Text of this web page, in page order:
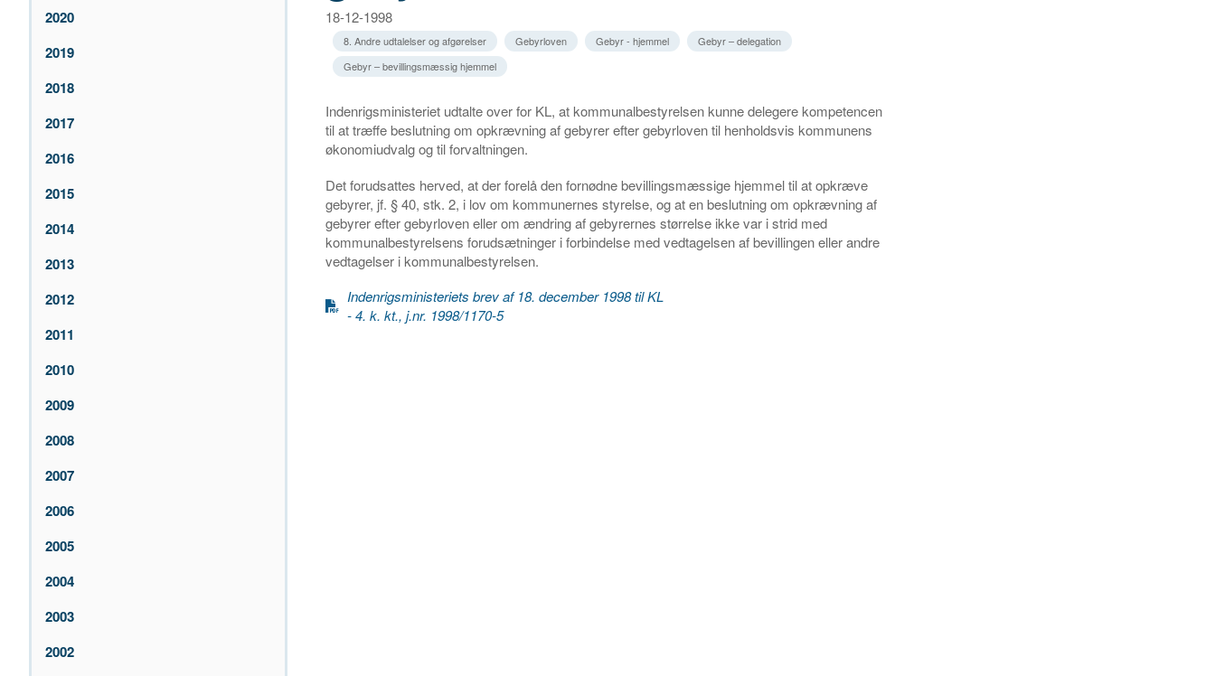
2020
2019
2018
2017
2016
2015
2014
2013
2012
2011
2010
2009
2008
2007
2006
2005
2004
2003
2002
18-12-1998
8. Andre udtalelser og afgørelser Gebyrloven Gebyr - hjemmel
Gebyr – delegation
Gebyr – bevillingsmæssig hjemmel
Indenrigsministeriet udtalte over for KL, at kommunalbestyrelsen kunne delegere kompetencen
til at træffe beslutning om opkrævning af gebyrer efter gebyrloven til henholdsvis kommunens
økonomiudvalg og til forvaltningen.
Det forudsattes herved, at der forelå den fornødne bevillingsmæssige hjemmel til at opkræve
gebyrer, jf. § 40, stk. 2, i lov om kommunernes styrelse, og at en beslutning om opkrævning af
gebyrer efter gebyrloven eller om ændring af gebyrernes størrelse ikke var i strid med
kommunalbestyrelsens forudsætninger i forbindelse med vedtagelsen af bevillingen eller andre
vedtagelser i kommunalbestyrelsen.
Indenrigsministeriets brev af 18. december 1998 til KL
- 4. k. kt., j.nr. 1998/1170-5